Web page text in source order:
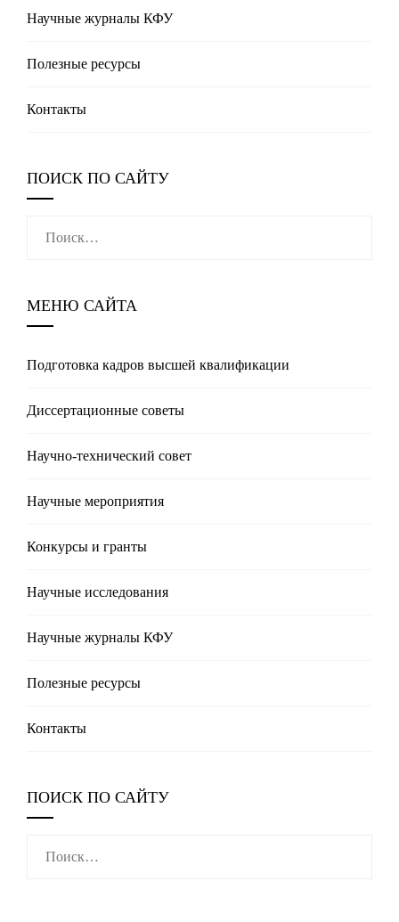
Научные журналы КФУ
Полезные реcурсы
Контакты
ПОИСК ПО САЙТУ
МЕНЮ САЙТА
Подготовка кадров высшей квалификации
Диссертационные советы
Научно-технический совет
Научные мероприятия
Конкурсы и гранты
Научные исследования
Научные журналы КФУ
Полезные реcурсы
Контакты
ПОИСК ПО САЙТУ